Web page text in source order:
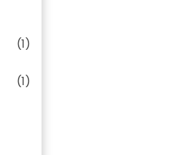
(1)
(1)